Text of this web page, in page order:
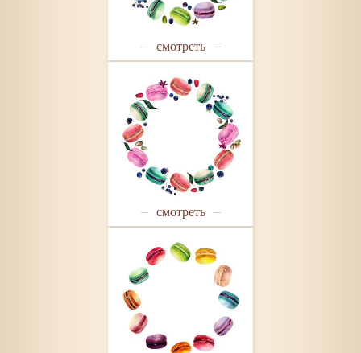
смотреть
смотреть